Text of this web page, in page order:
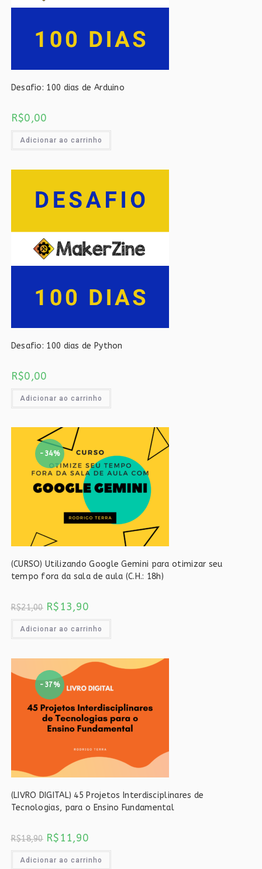
Desafio: 100 dias de Arduino
R$0,00
Adicionar ao carrinho
Desafio: 100 dias de Python
R$0,00
Adicionar ao carrinho
-34%
(CURSO) Utilizando Google Gemini para otimizar seu
tempo fora da sala de aula (C.H.: 18h)
R$21,00 O
preço
era:
R$13,90
é:
Adicionar ao carrinho
-37%
(LIVRO DIGITAL) 45 Projetos Interdisciplinares de
Tecnologias, para o Ensino Fundamental
R$18,90 O
preço
era:
R$11,90
é:
Adicionar ao carrinho